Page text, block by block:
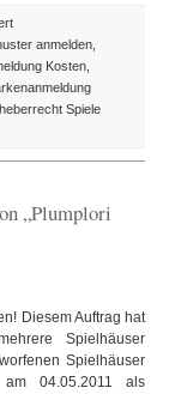
für
Design
des
Tages:
Moeraki
anmelden
Kosten
Spiele
„Plumplori
Diesem Auftrag hat
Spielhäuser
Spielhäuser
04.05.2011 als